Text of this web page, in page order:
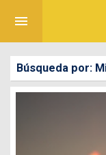
menu
Búsqueda por: